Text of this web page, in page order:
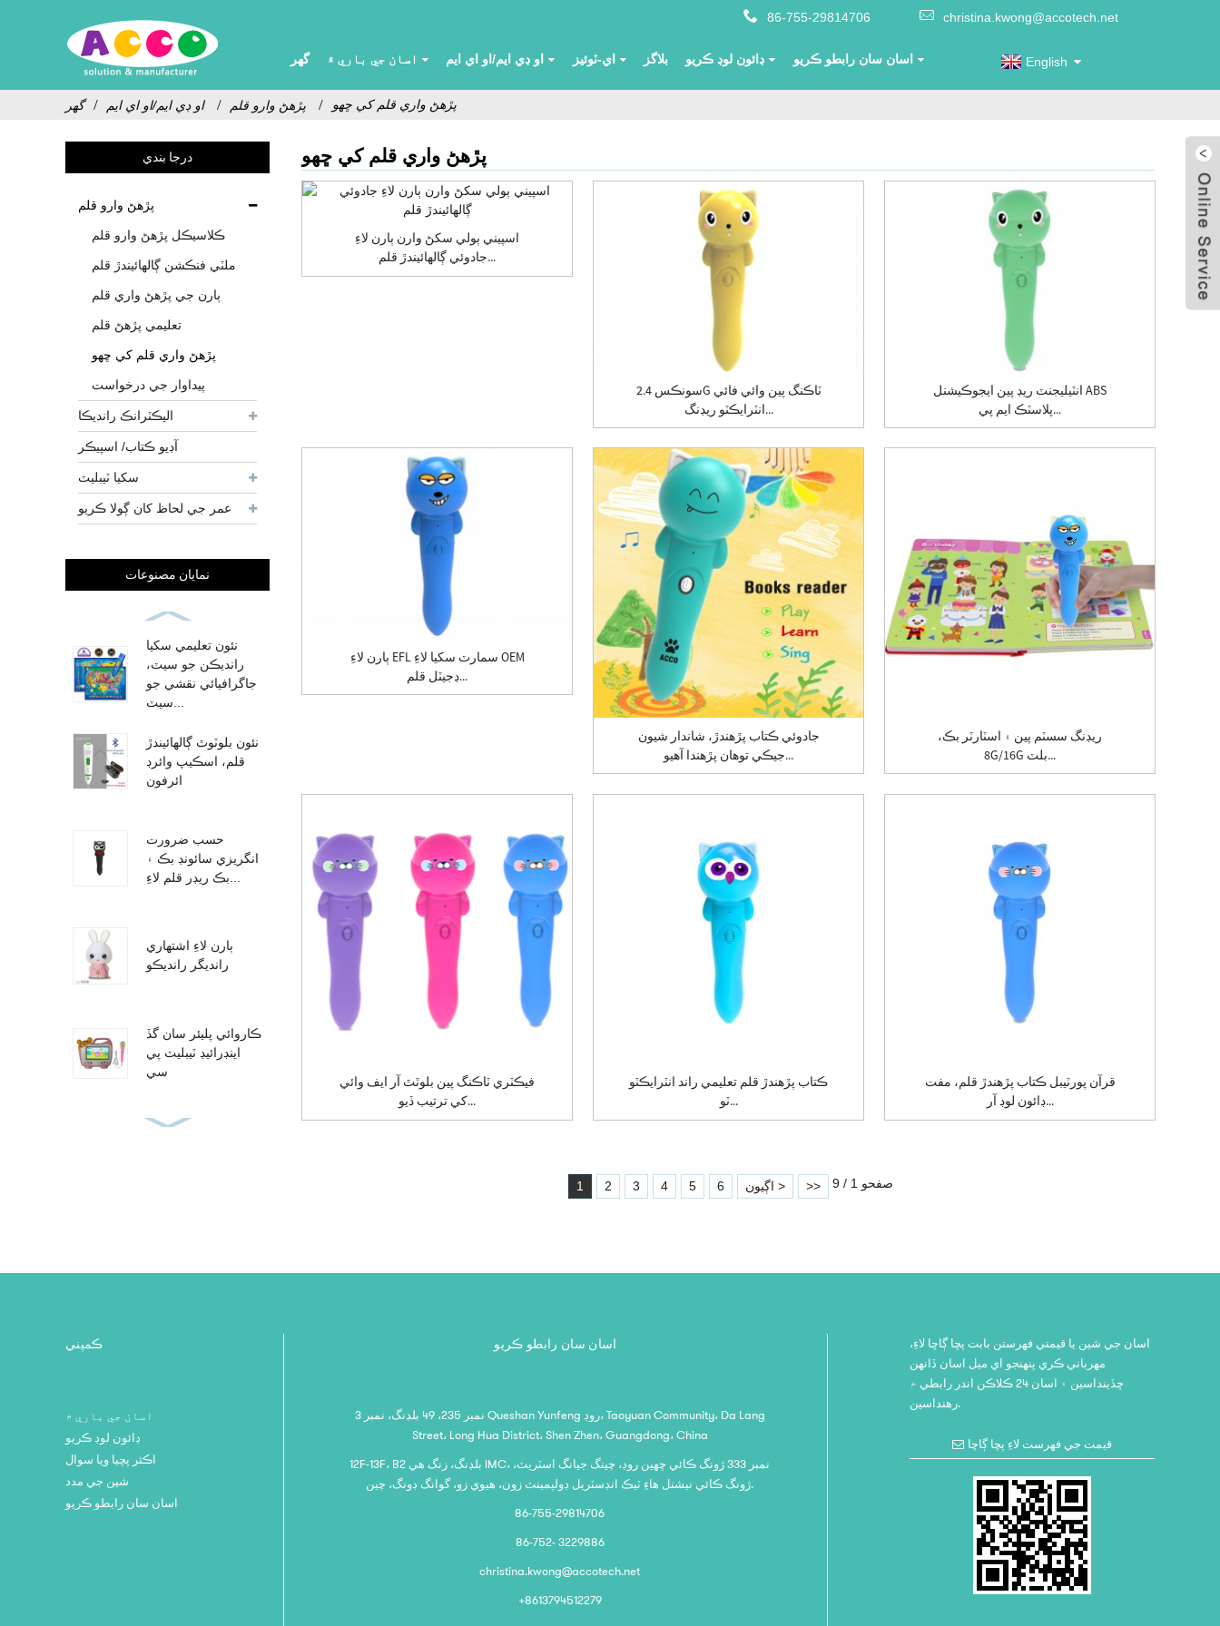
86-755-29814706 christina.kwong@accotech.net
گھر اسان جي باري ۾ او ڊي ايم/او اي ايم اي-ٽوئيز بلاگز ڊائون لوڊ ڪريو اسان سان رابطو ڪريو English
گھر او ڊي ايم/او اي ايم پڙهڻ وارو قلم پڙهڻ واري قلم کي ڇهو
درجا بندي
پڙهڻ وارو قلم
ڪلاسيڪل پڙهڻ وارو قلم
ملٽي فنڪشن ڳالهائيندڙ قلم
ٻارن جي پڙهڻ واري قلم
تعليمي پڙهڻ قلم
پڙهڻ واري قلم کي ڇهو
پيداوار جي درخواست
اليڪٽرانڪ رانديڪا
آڊيو ڪتاب/ اسپيڪر
سکيا ٽيبليٽ
عمر جي لحاظ کان ڳولا ڪريو
نمايان مصنوعات
نئون تعليمي سکيا
رانديڪن جو سيٽ،
جاگرافيائي نقشي جو
سيٽ...
نئون بلوٽوٿ ڳالهائيندڙ
قلم، اسڪيپ وائرڊ
ائرفون
حسب ضرورت
انگريزي سائونڊ بڪ ۽
بڪ ريڊر قلم لاءِ...
ٻارن لاءِ اشتهاري
رانديگر رانديڪو
ڪاروائي پليئر سان گڏ
اينڊرائيڊ ٽيبليٽ پي
سي
پڙهڻ واري قلم کي ڇهو
اسپيني ٻولي سکڻ وارن ٻارن لاءِ
جادوئي ڳالهائيندڙ قلم...
سونڪس 2.4G ٽاڪنگ پين وائي فائي
انٽرايڪٽو ريڊنگ...
انٽيليجنٽ ريڊ پين ايجوڪيشنل ABS
پلاسٽڪ ايم پي...
ٻارن لاءِ EFL سمارٽ سکيا لاءِ OEM
ڊجيٽل قلم...
جادوئي ڪتاب پڙهندڙ، شاندار شيون
جيڪي توهان پڙهندا آهيو...
ريڊنگ سسٽم پين ۽ اسٽارٽر بڪ،
8G/16G بلٽ...
فيڪٽري ٽاڪنگ پين بلوٿٿ آر ايف وائي
کي ترتيب ڏيو...
ڪتاب پڙهندڙ قلم تعليمي راند انٽرايڪٽو
ٽو...
قرآن پورٽيبل ڪتاب پڙهندڙ قلم، مفت
ڊائون لوڊ آر...
1 2 3 4 5 6 اڳيون > >> صفحو 1 / 9
ڪمپني
اسان جي باري ۾
ڊائون لوڊ ڪريو
اڪثر پڇيا ويا سوال
شين جي مدد
اسان سان رابطو ڪريو
اسان سان رابطو ڪريو
نمبر 235، 49 بلڊنگ، نمبر 3 Queshan Yunfeng روڊ، Taoyuan Community، Da Lang
Street، Long Hua District، Shen Zhen، Guangdong، China
12F-13F، B2 بلڊنگ، زنگ هي IMC، نمبر 333 ژونگ ڪائي ڇهين روڊ، چينگ جيانگ اسٽريٽ،
ژونگ ڪائي نيشنل هاءِ ٽيڪ انڊسٽريل ڊولپمينٽ زون، هيوي زو، گوانگ ڊونگ، چين.
86-755-29814706
86-752- 3229886
christina.kwong@accotech.net
+8613794512279
اسان جي شين يا قيمتي فهرستن بابت پڇا ڳاڇا لاءِ،
مهرباني ڪري پنهنجو اي ميل اسان ڏانهن
ڇڏينداسين ۽ اسان 24 ڪلاڪن اندر رابطي ۾
رهنداسين.
قيمت جي فهرست لاءِ پڇا ڳاڇا